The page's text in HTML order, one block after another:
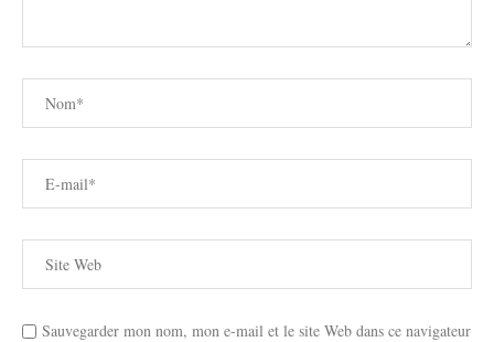
Sauvegarder mon nom, mon e-mail et le site Web dans ce navigateur